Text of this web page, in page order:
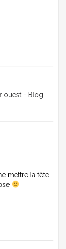
ouest - Blog
mettre la tête